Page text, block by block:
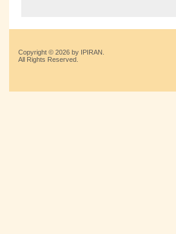
Copyright © 2026 by IPIRAN.
All Rights Reserved.